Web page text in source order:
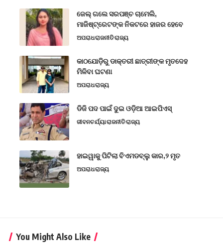
ଜେଲ୍ ଗଲେ ସରପଞ୍ଚ ଚାମେଲି,
ମାଜିଷ୍ଟ୍ରେଟଙ୍କ ନିକଟରେ ହାଜର ହେବେ
ଅପରାଧରାଜନୀତିରାଜ୍ୟ
କାଠଯୋଡ଼ିରୁ ଡାକ୍ତରୀ ଛାତ୍ରୀଙ୍କ ମୃତଦେହ
ମିଳିବା ଘଟଣା
ଅପରାଧରାଜ୍ୟ
ଡିଜି ପଦ ପାଇଁ ଦୁଇ ଓଡ଼ିଆ ଆଇପିଏସ୍
ଜୀବନଚର୍ଯ୍ୟାରାଜନୀତିରାଜ୍ୟ
ହାଇୱାକୁ ପିଟିଲା ବିଏମଡବ୍ଲୁ କାର,୨ ମୃତ
ଅପରାଧରାଜ୍ୟ
You Might Also Like